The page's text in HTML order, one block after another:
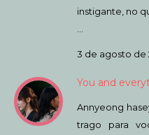
instigante, no
3 de agosto de
You and
Annyeong
trago para